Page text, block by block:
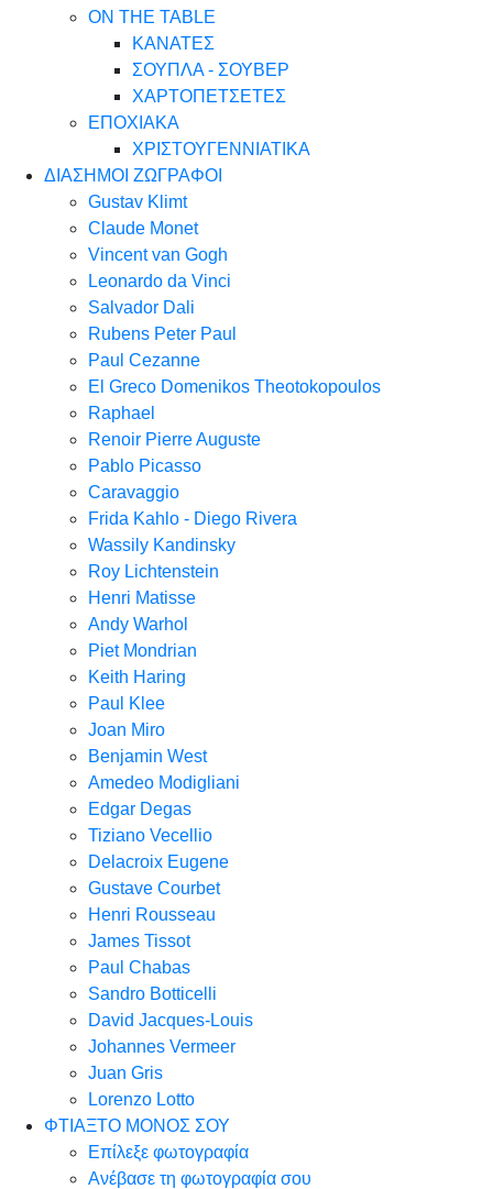
ON THE TABLE
ΚΑΝΑΤΕΣ
ΣΟΥΠΛΑ - ΣΟΥΒΕΡ
ΧΑΡΤΟΠΕΤΣΕΤΕΣ
ΕΠΟΧΙΑΚΑ
ΧΡΙΣΤΟΥΓΕΝΝΙΑΤΙΚΑ
ΔΙΑΣΗΜΟΙ ΖΩΓΡΑΦΟΙ
Gustav Klimt
Claude Monet
Vincent van Gogh
Leonardo da Vinci
Salvador Dali
Rubens Peter Paul
Paul Cezanne
El Greco Domenikos Theotokopoulos
Raphael
Renoir Pierre Auguste
Pablo Picasso
Caravaggio
Frida Kahlo - Diego Rivera
Wassily Kandinsky
Roy Lichtenstein
Henri Matisse
Andy Warhol
Piet Mondrian
Keith Haring
Paul Klee
Joan Miro
Benjamin West
Amedeo Modigliani
Edgar Degas
Tiziano Vecellio
Delacroix Eugene
Gustave Courbet
Henri Rousseau
James Tissot
Paul Chabas
Sandro Botticelli
David Jacques-Louis
Johannes Vermeer
Juan Gris
Lorenzo Lotto
ΦΤΙΑΞΤΟ ΜΟΝΟΣ ΣΟΥ
Επίλεξε φωτογραφία
Ανέβασε τη φωτογραφία σου